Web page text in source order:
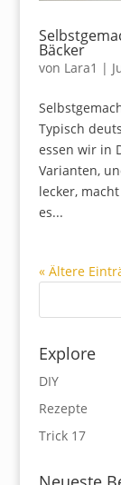
Bäcker
von Lara1 |
Typisch
essen wir in
Varianten,
lecker,
es...
« Ältere
Explore
DIY
Rezepte
Trick 17